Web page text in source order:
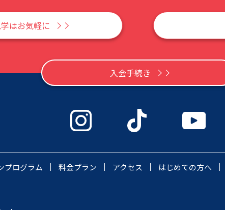
はお気軽に
入会手続き
プログラム 料金プラン アクセス はじめての方へ